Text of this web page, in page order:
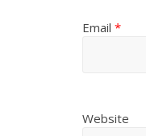
Email *
Website